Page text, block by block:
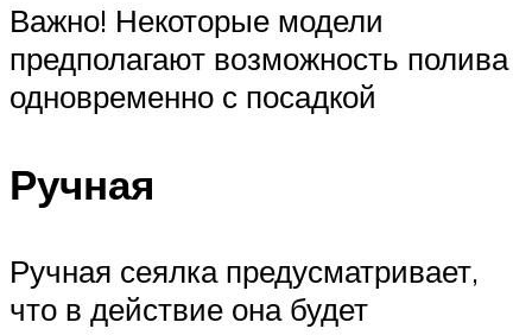
Важно! Некоторые модели
предполагают возможность полива
одновременно с посадкой
Ручная
Ручная сеялка предусматривает,
что в действие она будет